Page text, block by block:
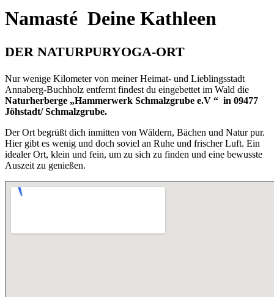
Namasté Deine Kathleen
DER NATURPURYOGA-ORT
Nur wenige Kilometer von meiner Heimat- und Lieblingsstadt
Annaberg-Buchholz entfernt findest du eingebettet im Wald die
Naturherberge „Hammerwerk Schmalzgrube e.V “ in 09477
Jöhstadt/ Schmalzgrube.
Der Ort begrüßt dich inmitten von Wäldern, Bächen und Natur pur.
Hier gibt es wenig und doch soviel an Ruhe und frischer Luft. Ein
idealer Ort, klein und fein, um zu sich zu finden und eine bewusste
Auszeit zu genießen.